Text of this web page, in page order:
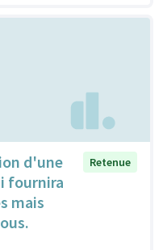
d'une
fournira
mais
Retenue